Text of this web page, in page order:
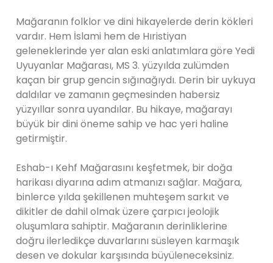
Mağaranın folklor ve dini hikayelerde derin kökleri
vardır. Hem İslami hem de Hıristiyan
geleneklerinde yer alan eski anlatımlara göre Yedi
Uyuyanlar Mağarası, MS 3. yüzyılda zulümden
kaçan bir grup gencin sığınağıydı. Derin bir uykuya
daldılar ve zamanın geçmesinden habersiz
yüzyıllar sonra uyandılar. Bu hikaye, mağarayı
büyük bir dini öneme sahip ve hac yeri haline
getirmiştir.
Eshab-ı Kehf Mağarasını keşfetmek, bir doğa
harikası diyarına adım atmanızı sağlar. Mağara,
binlerce yılda şekillenen muhteşem sarkıt ve
dikitler de dahil olmak üzere çarpıcı jeolojik
oluşumlara sahiptir. Mağaranın derinliklerine
doğru ilerledikçe duvarlarını süsleyen karmaşık
desen ve dokular karşısında büyüleneceksiniz.